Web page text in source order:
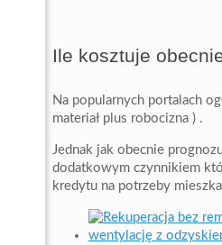
Ile kosztuje
Na popularnych portalach
materiał plus robocizna ) .
Jednak jak obecnie
dodatkowym czynnikiem
kredytu na potrzeby